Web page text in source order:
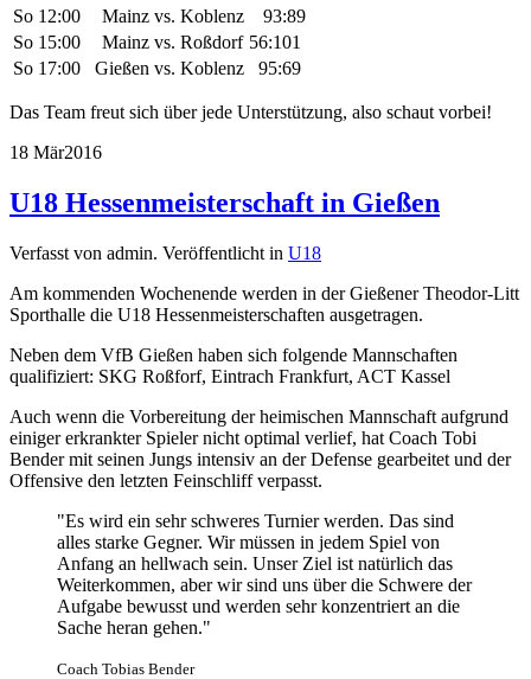
So 12:00
Mainz vs. Koblenz
93:89
So 15:00
Mainz vs. Roßdorf 56:101
So 17:00
Gießen vs. Koblenz 95:69
Das Team freut sich über jede Unterstützung, also schaut vorbei!
18 Mär2016
U18 Hessenmeisterschaft in Gießen
Verfasst von admin. Veröffentlicht in U18
Am kommenden Wochenende werden in der Gießener Theodor-Litt
Sporthalle die U18 Hessenmeisterschaften ausgetragen.
Neben dem VfB Gießen haben sich folgende Mannschaften
qualifiziert: SKG Roßforf, Eintrach Frankfurt, ACT Kassel
Auch wenn die Vorbereitung der heimischen Mannschaft aufgrund
einiger erkrankter Spieler nicht optimal verlief, hat Coach Tobi
Bender mit seinen Jungs intensiv an der Defense gearbeitet und der
Offensive den letzten Feinschliff verpasst.
"Es wird ein sehr schweres Turnier werden. Das sind
alles starke Gegner. Wir müssen in jedem Spiel von
Anfang an hellwach sein. Unser Ziel ist natürlich das
Weiterkommen, aber wir sind uns über die Schwere der
Aufgabe bewusst und werden sehr konzentriert an die
Sache heran gehen."
Coach Tobias Bender